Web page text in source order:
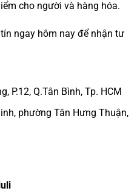
cho người và hàng hóa.
ngay hôm nay để nhận tư
P.12, Q.Tân Bình, Tp. HCM
phường Tân Hưng Thuận,